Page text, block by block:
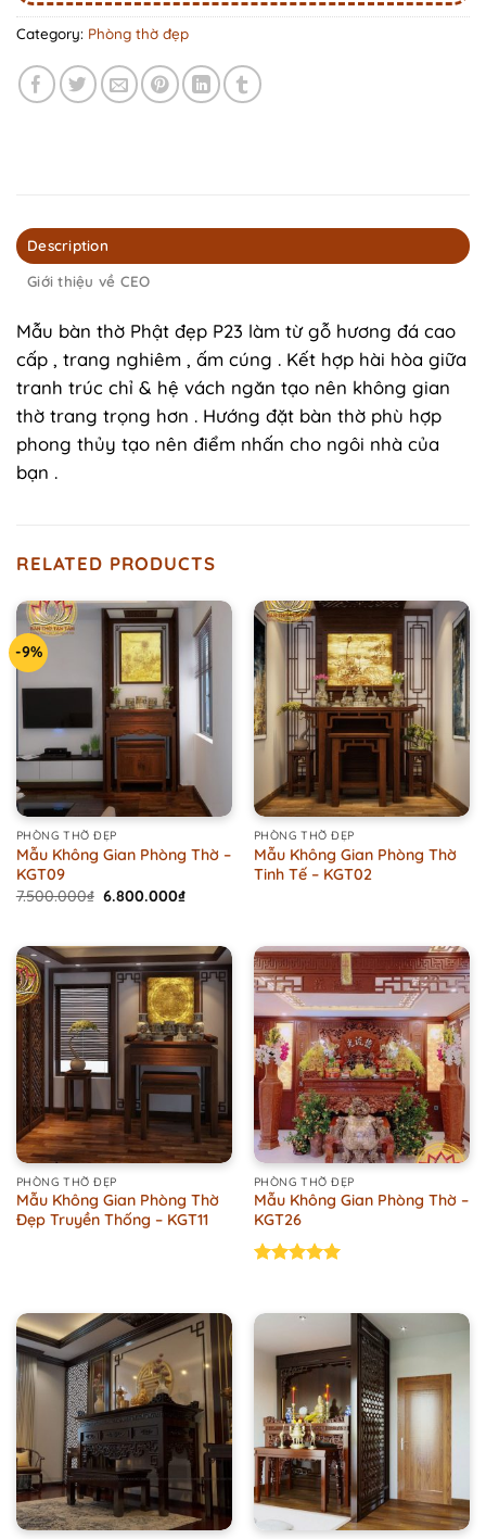
Category: Phòng thờ đẹp
Description
Giới thiệu về CEO
Mẫu bàn thờ Phật đẹp P23 làm từ gỗ hương đá cao
cấp , trang nghiêm , ấm cúng . Kết hợp hài hòa giữa
tranh trúc chỉ & hệ vách ngăn tạo nên không gian
thờ trang trọng hơn . Hướng đặt bàn thờ phù hợp
phong thủy tạo nên điểm nhấn cho ngôi nhà của
bạn .
RELATED PRODUCTS
-9%
PHÒNG THỜ ĐẸP
Mẫu Không Gian Phòng Thờ –
KGT09
7.500.000₫ Original
6.800.000₫Current
PHÒNG THỜ ĐẸP
Mẫu Không Gian Phòng Thờ
Tinh Tế – KGT02
PHÒNG THỜ ĐẸP
Mẫu Không Gian Phòng Thờ
Đẹp Truyền Thống – KGT11
PHÒNG THỜ ĐẸP
Mẫu Không Gian Phòng Thờ –
KGT26